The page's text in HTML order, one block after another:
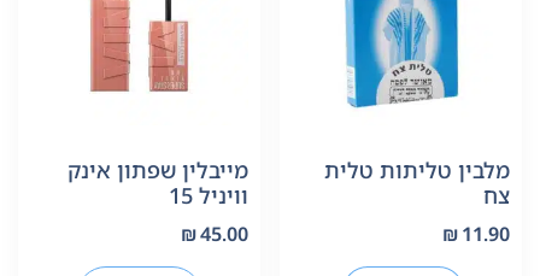
מלבין טליתות טלית
צח
₪11.90
מייבלין שפתון אינק
וויניל 15
₪45.00